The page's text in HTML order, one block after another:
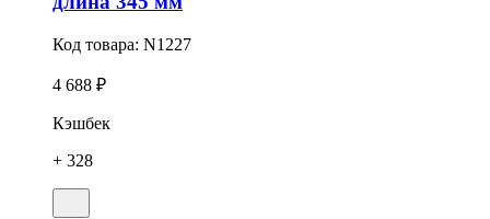
Код товара: N1227
4 688 ₽
Кэшбек
+ 328